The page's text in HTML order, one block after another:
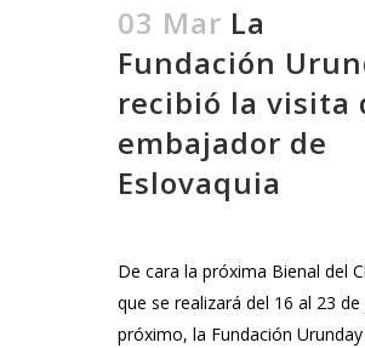
03 Mar La
Fundación
recibió la visita
embajador de
Eslovaquia
De cara la próxima Bienal del
que se realizará del 16 al 23 de
próximo, la Fundación